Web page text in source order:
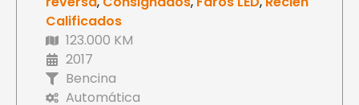
Calificados
123.000 KM
2017
Bencina
Automática